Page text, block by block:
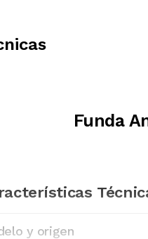
Funda
y origen